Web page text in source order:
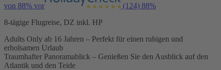
von 88% vor (124) 88%
8-tägige Flugreise, DZ inkl. HP
Adults Only ab 16 Jahren – Perfekt für einen ruhigen und
erholsamen Urlaub
Traumhafter Panoramablick – Genießen Sie den Ausblick auf den
Atlantik und den Teide